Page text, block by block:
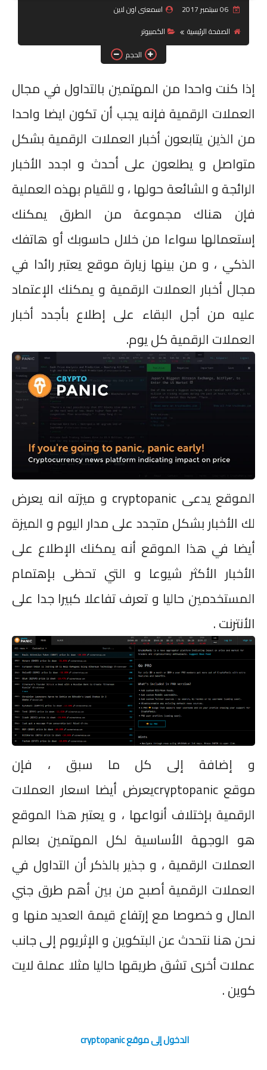
موبايل
كورسات
مقالات
القسم الديني
العناية بالصحة
سياحة
قصص
رياضة
06 سبتمبر 2017
اسمعنى اون لاين
الصفحة الرئيسية
الكمبيوتر
الحجم
إذا كنت واحدا من المهتمين بالتداول في مجال
العملات الرقمية فإنه يجب أن تكون ايضا واحدا
من الذين يتابعون أخبار العملات الرقمية بشكل
متواصل و يطلعون على أحدث و اجدد الأخبار
الرائجة و الشائعة حولها ، و للقيام بهذه العملية
فإن هناك مجموعة من الطرق يمكنك
إستعمالها سواءا من خلال حاسوبك أو هاتفك
الذكي ، و من بينها زيارة موقع يعتبر رائدا في
مجال أخبار العملات الرقمية و يمكنك الإعتماد
عليه من أجل البقاء على إطلاع بأجدد أخبار
العملات الرقمية كل يوم.
الموقع يدعى cryptopanic و ميزته انه يعرض
لك الأخبار بشكل متجدد على مدار اليوم و الميزة
أيضا في هذا الموقع أنه يمكنك الإطلاع على
الأخبار الأكثر شيوعا و التي تحظى بإهتمام
المستخدمين حاليا و تعرف تفاعلا كبيرا جدا على
الأنترنت.
و إضافة إلى كل ما سبق ، فإن
موقعcryptopanicيعرض أيضا اسعار العملات
الرقمية بإختلاف أنواعها ، و يعتبر هذا الموقع
هو الوجهة الأساسية لكل المهتمين بعالم
العملات الرقمية ، و جذير بالذكر أن التداول في
العملات الرقمية أصبح من بين أهم طرق جني
المال و خصوصا مع إرتفاع قيمة العديد منها و
نحن هنا نتحدث عن البتكوين و الإثريوم إلى جانب
عملات أخرى تشق طريقها حاليا مثلا عملة لايت
كوين .
الدخول إلى موقعcryptopanic